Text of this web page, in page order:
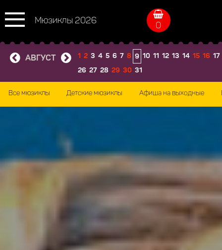
Мюзиклы 2026 0
АВГУСТ 1 2 3 4 5 6 7 8 9 10 11 12 13 14 15 16 17
26 27 28 29 30 31
Все мюзиклы Детские мюзиклы Афиша на выходные